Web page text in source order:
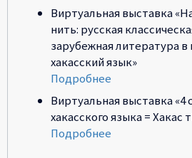
Виртуальная выставка
нить: русская
зарубежная литература в
хакасский язык»
Подробнее
Виртуальная выставка «4
хакасского языка = Хакас
Подробнее